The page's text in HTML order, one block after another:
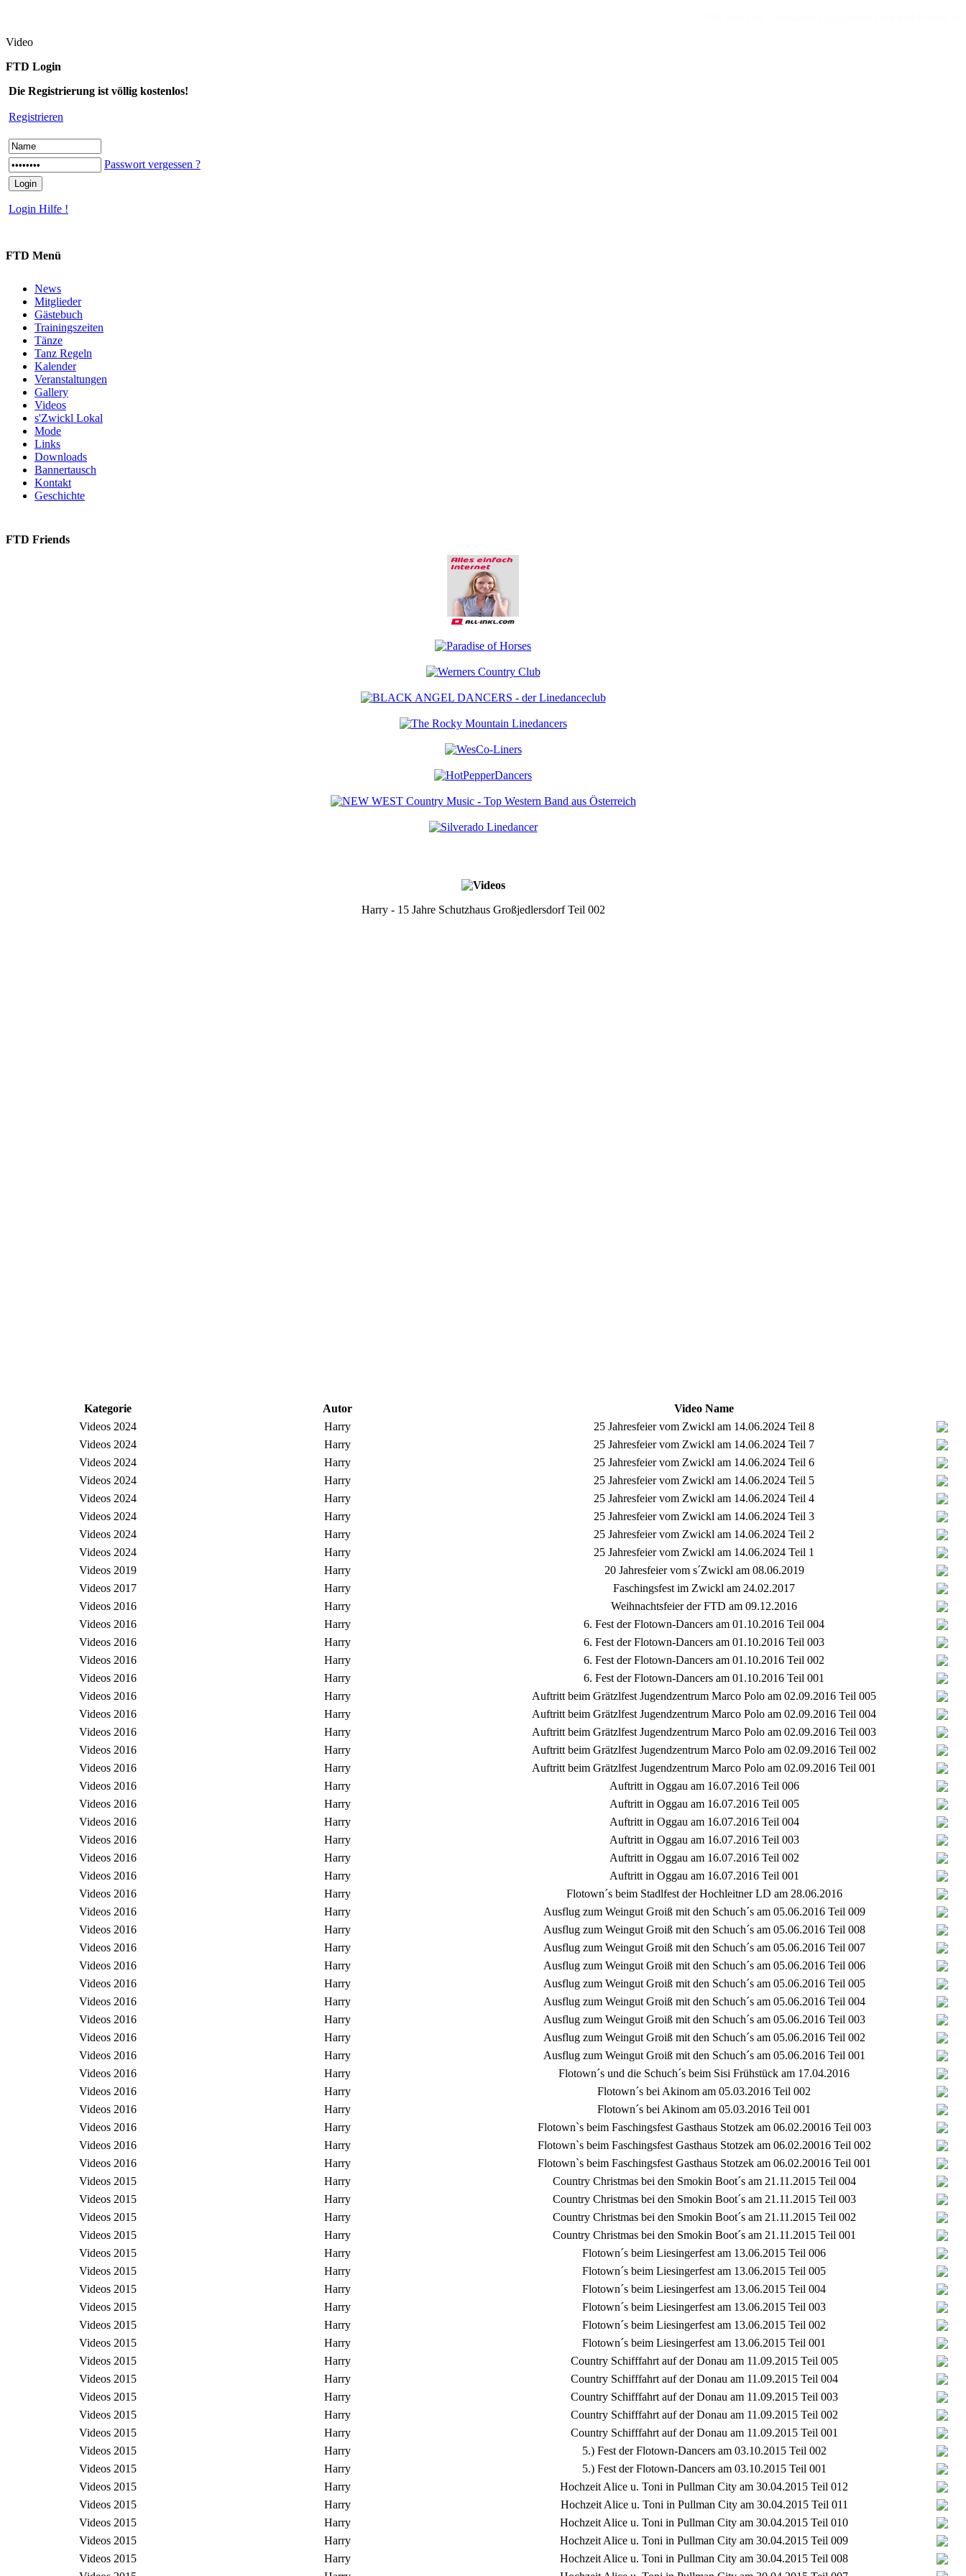
Video
FTD Login
Die Registrierung ist völlig kostenlos!
Registrieren
Passwort vergessen ?
Login Hilfe !
FTD Menü
News
Mitglieder
Gästebuch
Trainingszeiten
Tänze
Tanz Regeln
Kalender
Veranstaltungen
Gallery
Videos
s'Zwickl Lokal
Mode
Links
Downloads
Bannertausch
Kontakt
Geschichte
FTD Friends
Harry - 15 Jahre Schutzhaus Großjedlersdorf Teil 002
Kategorie Autor
Video Name
Videos 2024
Harry
25 Jahresfeier vom Zwickl am 14.06.2024 Teil 8
Videos 2024
Harry
25 Jahresfeier vom Zwickl am 14.06.2024 Teil 7
Videos 2024
Harry
25 Jahresfeier vom Zwickl am 14.06.2024 Teil 6
Videos 2024
Harry
25 Jahresfeier vom Zwickl am 14.06.2024 Teil 5
Videos 2024
Harry
25 Jahresfeier vom Zwickl am 14.06.2024 Teil 4
Videos 2024
Harry
25 Jahresfeier vom Zwickl am 14.06.2024 Teil 3
Videos 2024
Harry
25 Jahresfeier vom Zwickl am 14.06.2024 Teil 2
Videos 2024
Harry
25 Jahresfeier vom Zwickl am 14.06.2024 Teil 1
Videos 2019
Harry
20 Jahresfeier vom s´Zwickl am 08.06.2019
Videos 2017
Harry
Faschingsfest im Zwickl am 24.02.2017
Videos 2016
Harry
Weihnachtsfeier der FTD am 09.12.2016
Videos 2016
Harry
6. Fest der Flotown-Dancers am 01.10.2016 Teil 004
Videos 2016
Harry
6. Fest der Flotown-Dancers am 01.10.2016 Teil 003
Videos 2016
Harry
6. Fest der Flotown-Dancers am 01.10.2016 Teil 002
Videos 2016
Harry
6. Fest der Flotown-Dancers am 01.10.2016 Teil 001
Videos 2016
Harry
Auftritt beim Grätzlfest Jugendzentrum Marco Polo am 02.09.2016 Teil 005
Videos 2016
Harry
Auftritt beim Grätzlfest Jugendzentrum Marco Polo am 02.09.2016 Teil 004
Videos 2016
Harry
Auftritt beim Grätzlfest Jugendzentrum Marco Polo am 02.09.2016 Teil 003
Videos 2016
Harry
Auftritt beim Grätzlfest Jugendzentrum Marco Polo am 02.09.2016 Teil 002
Videos 2016
Harry
Auftritt beim Grätzlfest Jugendzentrum Marco Polo am 02.09.2016 Teil 001
Videos 2016
Harry
Auftritt in Oggau am 16.07.2016 Teil 006
Videos 2016
Harry
Auftritt in Oggau am 16.07.2016 Teil 005
Videos 2016
Harry
Auftritt in Oggau am 16.07.2016 Teil 004
Videos 2016
Harry
Auftritt in Oggau am 16.07.2016 Teil 003
Videos 2016
Harry
Auftritt in Oggau am 16.07.2016 Teil 002
Videos 2016
Harry
Auftritt in Oggau am 16.07.2016 Teil 001
Videos 2016
Harry
Flotown´s beim Stadlfest der Hochleitner LD am 28.06.2016
Videos 2016
Harry
Ausflug zum Weingut Groiß mit den Schuch´s am 05.06.2016 Teil 009
Videos 2016
Harry
Ausflug zum Weingut Groiß mit den Schuch´s am 05.06.2016 Teil 008
Videos 2016
Harry
Ausflug zum Weingut Groiß mit den Schuch´s am 05.06.2016 Teil 007
Videos 2016
Harry
Ausflug zum Weingut Groiß mit den Schuch´s am 05.06.2016 Teil 006
Videos 2016
Harry
Ausflug zum Weingut Groiß mit den Schuch´s am 05.06.2016 Teil 005
Videos 2016
Harry
Ausflug zum Weingut Groiß mit den Schuch´s am 05.06.2016 Teil 004
Videos 2016
Harry
Ausflug zum Weingut Groiß mit den Schuch´s am 05.06.2016 Teil 003
Videos 2016
Harry
Ausflug zum Weingut Groiß mit den Schuch´s am 05.06.2016 Teil 002
Videos 2016
Harry
Ausflug zum Weingut Groiß mit den Schuch´s am 05.06.2016 Teil 001
Videos 2016
Harry
Flotown´s und die Schuch´s beim Sisi Frühstück am 17.04.2016
Videos 2016
Harry
Flotown´s bei Akinom am 05.03.2016 Teil 002
Videos 2016
Harry
Flotown´s bei Akinom am 05.03.2016 Teil 001
Videos 2016
Harry
Flotown`s beim Faschingsfest Gasthaus Stotzek am 06.02.20016 Teil 003
Videos 2016
Harry
Flotown`s beim Faschingsfest Gasthaus Stotzek am 06.02.20016 Teil 002
Videos 2016
Harry
Flotown`s beim Faschingsfest Gasthaus Stotzek am 06.02.20016 Teil 001
Videos 2015
Harry
Country Christmas bei den Smokin Boot´s am 21.11.2015 Teil 004
Videos 2015
Harry
Country Christmas bei den Smokin Boot´s am 21.11.2015 Teil 003
Videos 2015
Harry
Country Christmas bei den Smokin Boot´s am 21.11.2015 Teil 002
Videos 2015
Harry
Country Christmas bei den Smokin Boot´s am 21.11.2015 Teil 001
Videos 2015
Harry
Flotown´s beim Liesingerfest am 13.06.2015 Teil 006
Videos 2015
Harry
Flotown´s beim Liesingerfest am 13.06.2015 Teil 005
Videos 2015
Harry
Flotown´s beim Liesingerfest am 13.06.2015 Teil 004
Videos 2015
Harry
Flotown´s beim Liesingerfest am 13.06.2015 Teil 003
Videos 2015
Harry
Flotown´s beim Liesingerfest am 13.06.2015 Teil 002
Videos 2015
Harry
Flotown´s beim Liesingerfest am 13.06.2015 Teil 001
Videos 2015
Harry
Country Schifffahrt auf der Donau am 11.09.2015 Teil 005
Videos 2015
Harry
Country Schifffahrt auf der Donau am 11.09.2015 Teil 004
Videos 2015
Harry
Country Schifffahrt auf der Donau am 11.09.2015 Teil 003
Videos 2015
Harry
Country Schifffahrt auf der Donau am 11.09.2015 Teil 002
Videos 2015
Harry
Country Schifffahrt auf der Donau am 11.09.2015 Teil 001
Videos 2015
Harry
5.) Fest der Flotown-Dancers am 03.10.2015 Teil 002
Videos 2015
Harry
5.) Fest der Flotown-Dancers am 03.10.2015 Teil 001
Videos 2015
Harry
Hochzeit Alice u. Toni in Pullman City am 30.04.2015 Teil 012
Videos 2015
Harry
Hochzeit Alice u. Toni in Pullman City am 30.04.2015 Teil 011
Videos 2015
Harry
Hochzeit Alice u. Toni in Pullman City am 30.04.2015 Teil 010
Videos 2015
Harry
Hochzeit Alice u. Toni in Pullman City am 30.04.2015 Teil 009
Videos 2015
Harry
Hochzeit Alice u. Toni in Pullman City am 30.04.2015 Teil 008